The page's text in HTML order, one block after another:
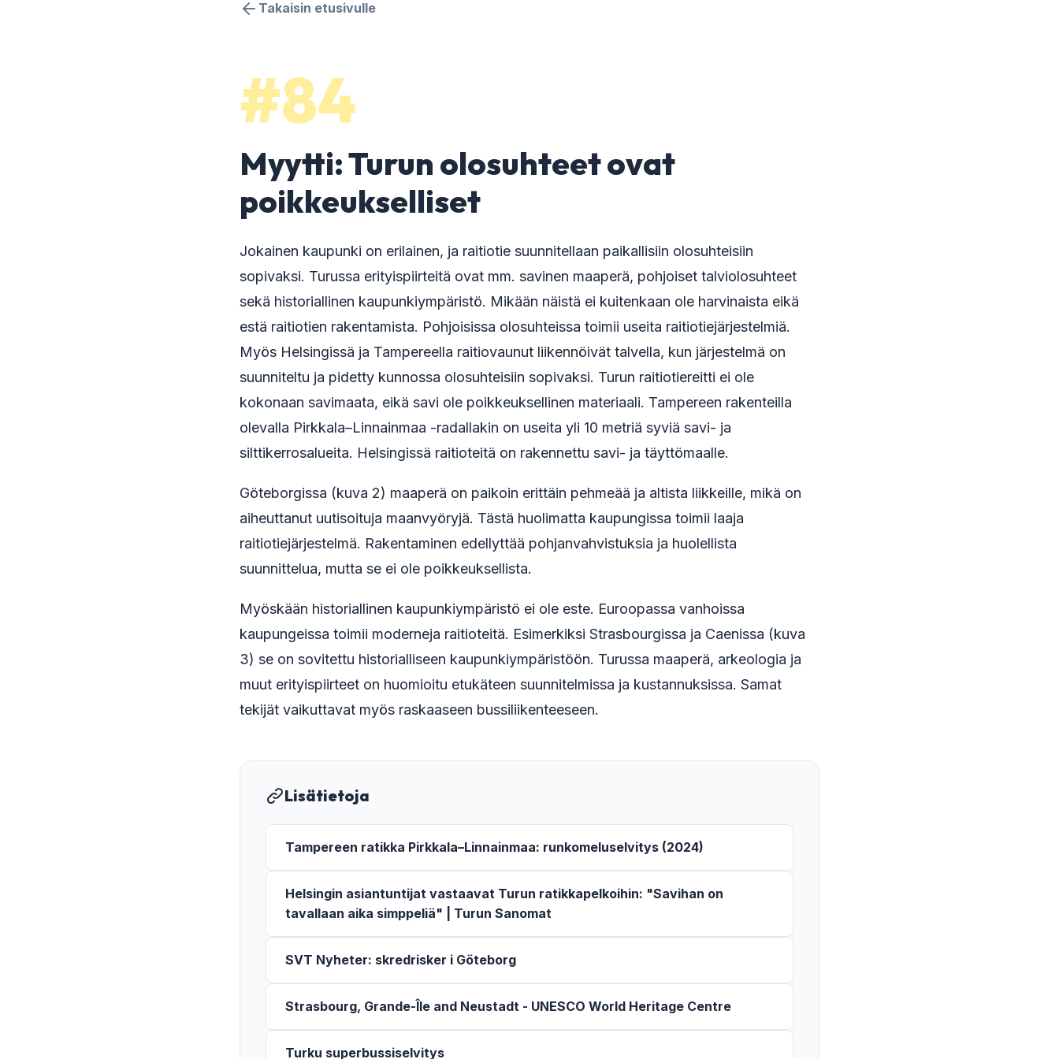
Takaisin etusivulle
#84
Myytti: Turun olosuhteet ovat
poikkeukselliset
Jokainen kaupunki on erilainen, ja raitiotie suunnitellaan paikallisiin olosuhteisiin
sopivaksi. Turussa erityispiirteitä ovat mm. savinen maaperä, pohjoiset talviolosuhteet
sekä historiallinen kaupunkiympäristö. Mikään näistä ei kuitenkaan ole harvinaista eikä
estä raitiotien rakentamista. Pohjoisissa olosuhteissa toimii useita raitiotiejärjestelmiä.
Myös Helsingissä ja Tampereella raitiovaunut liikennöivät talvella, kun järjestelmä on
suunniteltu ja pidetty kunnossa olosuhteisiin sopivaksi. Turun raitiotiereitti ei ole
kokonaan savimaata, eikä savi ole poikkeuksellinen materiaali. Tampereen rakenteilla
olevalla Pirkkala–Linnainmaa -radallakin on useita yli 10 metriä syviä savi- ja
silttikerrosalueita. Helsingissä raitioteitä on rakennettu savi- ja täyttömaalle.
Göteborgissa (kuva 2) maaperä on paikoin erittäin pehmeää ja altista liikkeille, mikä on
aiheuttanut uutisoituja maanvyöryjä. Tästä huolimatta kaupungissa toimii laaja
raitiotiejärjestelmä. Rakentaminen edellyttää pohjanvahvistuksia ja huolellista
suunnittelua, mutta se ei ole poikkeuksellista.
Myöskään historiallinen kaupunkiympäristö ei ole este. Euroopassa vanhoissa
kaupungeissa toimii moderneja raitioteitä. Esimerkiksi Strasbourgissa ja Caenissa (kuva
3) se on sovitettu historialliseen kaupunkiympäristöön. Turussa maaperä, arkeologia ja
muut erityispiirteet on huomioitu etukäteen suunnitelmissa ja kustannuksissa. Samat
tekijät vaikuttavat myös raskaaseen bussiliikenteeseen.
Lisätietoja
Tampereen ratikka Pirkkala–Linnainmaa: runkomeluselvitys (2024)
Helsingin asiantuntijat vastaavat Turun ratikkapelkoihin: "Savihan on
tavallaan aika simppeliä" | Turun Sanomat
SVT Nyheter: skredrisker i Göteborg
Strasbourg, Grande-Île and Neustadt - UNESCO World Heritage Centre
Turku superbussiselvitys